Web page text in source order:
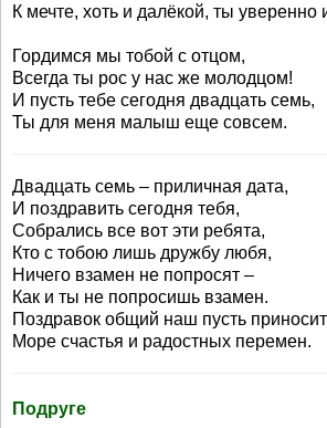
К мечте, хоть и далёкой, ты уверенно
Гордимся мы тобой с отцом,
Всегда ты рос у нас же молодцом!
И пусть тебе сегодня двадцать семь,
Ты для меня малыш еще совсем.
Двадцать семь – приличная дата,
И поздравить сегодня тебя,
Собрались все вот эти ребята,
Кто с тобою лишь дружбу любя,
Ничего взамен не попросят –
Как и ты не попросишь взамен.
Поздравок общий наш пусть приносит
Море счастья и радостных перемен.
Подруге